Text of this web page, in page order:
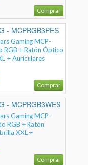
Comprar
- MCPRGB3PES
Gaming MCP-
RGB + Ratón Óptico
+ Auriculares
Comprar
- MCPRGB3WES
Gaming MCP-
RGB + Ratón
XXL +
Comprar